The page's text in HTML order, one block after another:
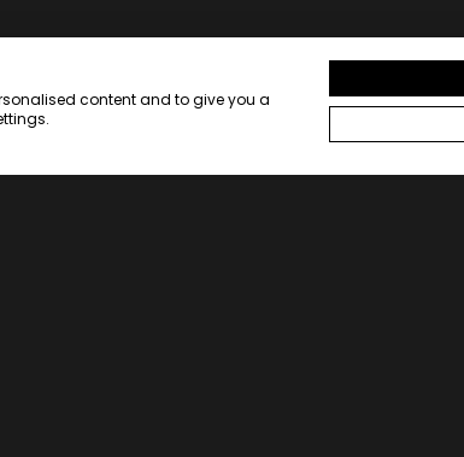
content and to give you a